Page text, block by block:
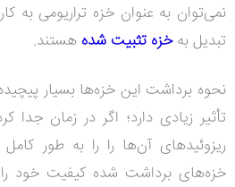
نمی‌توان به عنوان خزه تراریومی به
تبدیل بهخزه تثبیت شده هستند.
نحوه برداشت این خزه‌ها بسیار
تأثیر زیادی دارد؛ اگر در زمان
ریزوئیدهای آن‌ها را را به طور
خزه‌های برداشت شده کیفیت خود